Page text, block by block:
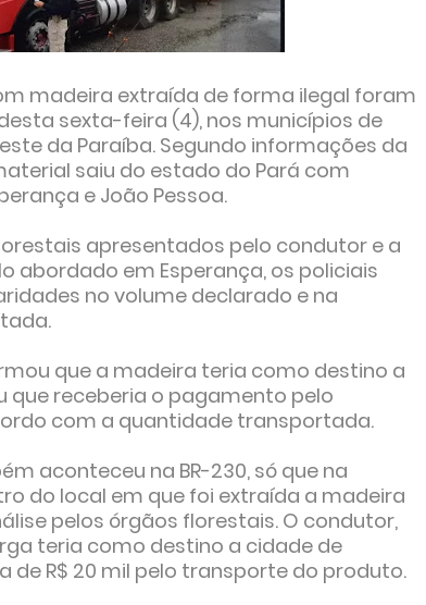
madeira extraída de forma ilegal foram
sexta-feira (4), nos municípios de
da Paraíba. Segundo informações da
saiu do estado do Pará com
e João Pessoa.
apresentados pelo condutor e a
abordado em Esperança, os policiais
no volume declarado e na
que a madeira teria como destino a
que receberia o pagamento pelo
com a quantidade transportada.
aconteceu na BR-230, só que na
do local em que foi extraída a madeira
pelos órgãos florestais. O condutor,
teria como destino a cidade de
de R$ 20 mil pelo transporte do produto.